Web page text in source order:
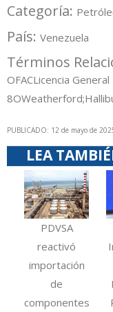
Categoría:
País: Venezuela
Términos
OFACLicencia General
8O
PUBLICADO: 12 de mayo de
LEA
PDVSA
reactivó
importación
de
componentes